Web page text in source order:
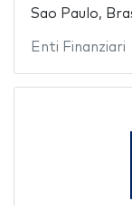
Sao Paulo,
Enti Finanziari